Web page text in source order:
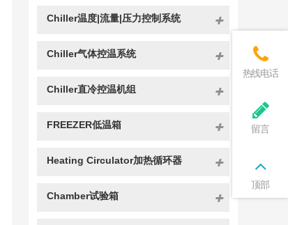
Chiller温度|流量|压力控制系统
Chiller气体控温系统
Chiller直冷控温机组
FREEZER低温箱
Heating Circulator加热循环器
Chamber试验箱
热线电话
留言
顶部